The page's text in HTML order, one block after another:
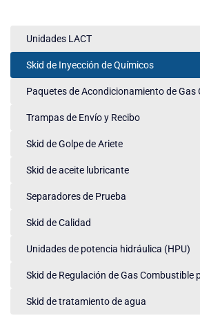
Unidades LACT
Skid de Inyección de Químicos
Paquetes de Acondicionamiento de Gas
Trampas de Envío y Recibo
Skid de Golpe de Ariete
Skid de aceite lubricante
Separadores de Prueba
Skid de Calidad
Unidades de potencia hidráulica (HPU)
Skid de Regulación de Gas Combustible
Skid de tratamiento de agua